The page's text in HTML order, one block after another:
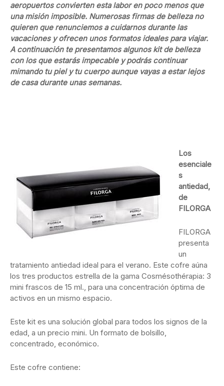
aeropuertos convierten esta labor en poco menos que
una misión imposible. Numerosas firmas de belleza no
quieren que renunciemos a cuidarnos durante las
vacaciones y ofrecen unos formatos ideales para viajar.
A continuación te presentamos algunos kit de belleza
con los que estarás impecable y podrás continuar
mimando tu piel y tu cuerpo aunque vayas a estar lejos
de casa durante unas semanas.
Los
esenciale
s
antiedad,
de
FILORGA
FILORGA
presenta
un
tratamiento antiedad ideal para el verano. Este cofre aúna
los tres productos estrella de la gama Cosmésothérapia: 3
mini frascos de 15 ml., para una concentración óptima de
activos en un mismo espacio.
Este kit es una solución global para todos los signos de la
edad, a un precio mini. Un formato de bolsillo,
concentrado, económico.
Este cofre contiene: